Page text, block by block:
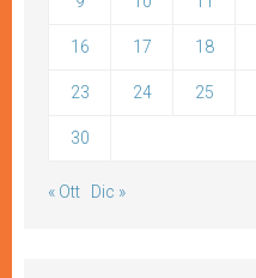
16 17 18
23 24 25
30
« Ott Dic »